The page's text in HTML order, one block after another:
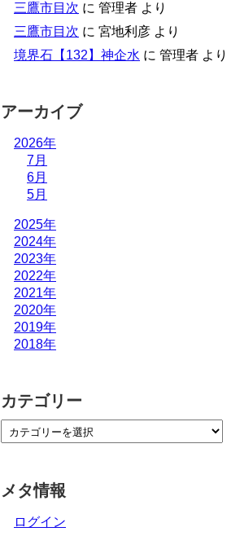
三鷹市目次 に 管理者 より
三鷹市目次 に 宮地利彦 より
境界石【132】神企水 に 管理者 より
アーカイブ
2026年
7月
6月
5月
2025年
2024年
2023年
2022年
2021年
2020年
2019年
2018年
カテゴリー
メタ情報
ログイン